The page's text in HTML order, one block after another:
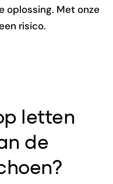
oplossing. Met onze
risico.
letten
de